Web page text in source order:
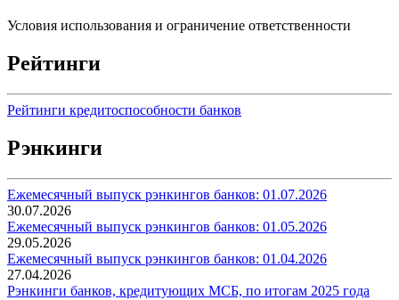
Условия использования и ограничение ответственности
Рейтинги
Рейтинги кредитоспособности банков
Рэнкинги
Ежемесячный выпуск рэнкингов банков: 01.07.2026
30.07.2026
Ежемесячный выпуск рэнкингов банков: 01.05.2026
29.05.2026
Ежемесячный выпуск рэнкингов банков: 01.04.2026
27.04.2026
Рэнкинги банков, кредитующих МСБ, по итогам 2025 года